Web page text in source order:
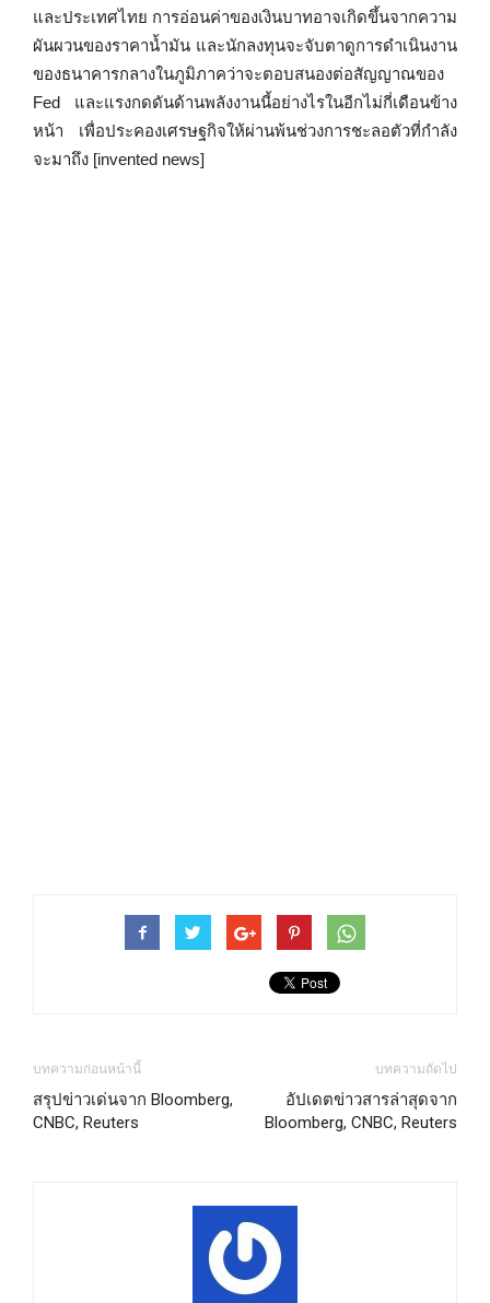
และประเทศไทย การอ่อนค่าของเงินบาทอาจเกิดขึ้นจากความ
ผันผวนของราคาน้ำมัน และนักลงทุนจะจับตาดูการดำเนินงาน
ของธนาคารกลางในภูมิภาคว่าจะตอบสนองต่อสัญญาณของ
Fed และแรงกดดันด้านพลังงานนี้อย่างไรในอีกไม่กี่เดือนข้าง
หน้า เพื่อประคองเศรษฐกิจให้ผ่านพ้นช่วงการชะลอตัวที่กำลัง
จะมาถึง [invented news]
บทความก่อนหน้านี้
สรุปข่าวเด่นจาก Bloomberg,
CNBC, Reuters
บทความถัดไป
อัปเดตข่าวสารล่าสุดจาก
Bloomberg, CNBC, Reuters